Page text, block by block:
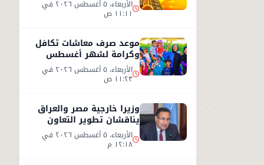
أغسطس 2026 الأربعاء، ٥ أغسطس ٢٠٢٦ في
١١:١١ ص
موعد صرف معاشات تكافل
وكرامة لشهر أغسطس
2026.. رابط الاستعلام
الرسمي الأربعاء، ٥ أغسطس ٢٠٢٦ في
١١:٢٣ ص
وزيرا خارجية مصر والعراق
يناقشان تطوير التعاون
الثنائي في مختلف المجالات
الأربعاء، ٥ أغسطس ٢٠٢٦ في
١٢:١٨ م